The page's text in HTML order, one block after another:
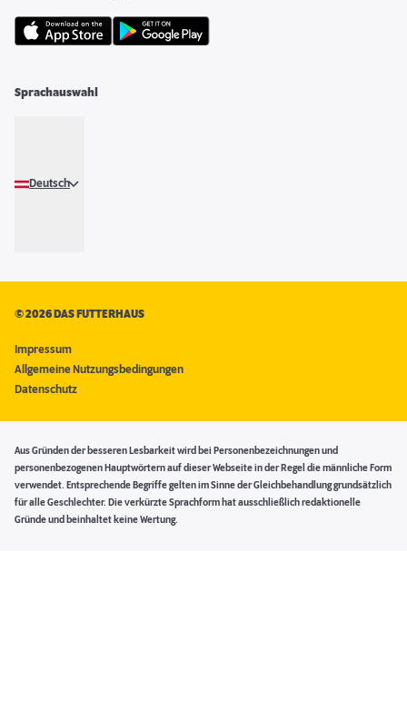
Sprachauswahl
Deutsch
©2026 DAS FUTTERHAUS
Impressum
Allgemeine Nutzungsbedingungen
Datenschutz
Aus Gründen der besseren Lesbarkeit wird bei Personenbezeichnungen und
personenbezogenen Hauptwörtern auf dieser Webseite in der Regel die männliche Form
verwendet. Entsprechende Begriffe gelten im Sinne der Gleichbehandlung grundsätzlich
für alle Geschlechter. Die verkürzte Sprachform hat ausschließlich redaktionelle
Gründe und beinhaltet keine Wertung.